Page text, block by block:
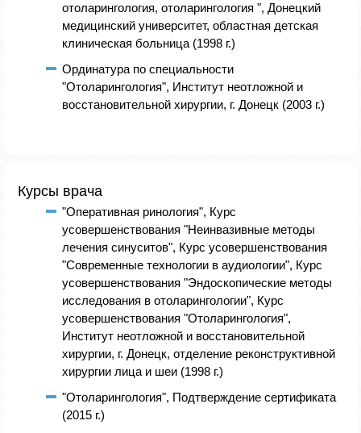
отоларингология, отоларингология ", Донецкий
медицинский университет, областная детская
клиническая больница (1998 г.)
Ординатура по специальности
"Отоларингология", Институт неотложной и
восстановительной хирургии, г. Донецк (2003 г.)
Курсы врача
"Оперативная ринология", Курс
усовершенствования "Неинвазивные методы
лечения синуситов", Курс усовершенствования
"Современные технологии в аудиологии", Курс
усовершенствования "Эндоскопические методы
исследования в отоларингологии", Курс
усовершенствования "Отоларингология",
Институт неотложной и восстановительной
хирургии, г. Донецк, отделение реконструктивной
хирургии лица и шеи (1998 г.)
"Отоларингология", Подтверждение сертификата
(2015 г.)